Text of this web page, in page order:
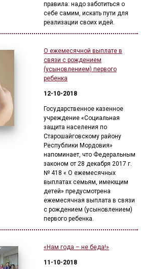
правила: надо заботиться о
себе самим, искать пути для
реализации своих идей.
О ежемесячной выплате в
связи с рождением
(усыновлением) первого
ребенка
12-10-2018
Государственное казенное
учреждение «Социальная
защита населения по
Старошайговскому району
Республики Мордовия»
напоминает, что Федеральным
законом от 28 декабря 2017 г.
№ 418 « О ежемесячных
выплатах семьям, имеющим
детей» предусмотрена
ежемесячная выплата в связи
с рождением (усыновлением)
первого ребенка.
«Нам года – не беда!»
11-10-2018